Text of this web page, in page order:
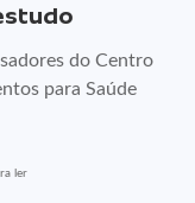
do Centro
para Saúde
ler